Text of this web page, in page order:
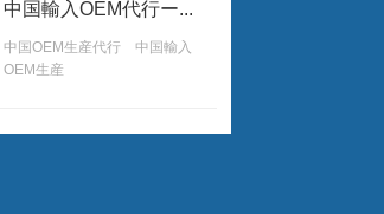
中国輸入OEM代行ー...
中国OEM生産代行 中国輸入
OEM生産